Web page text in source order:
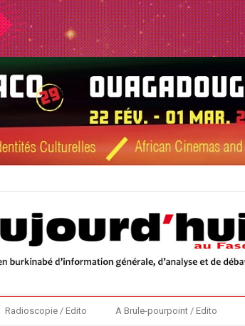
Radioscopie / Edito A Brule-pourpoint / Edito